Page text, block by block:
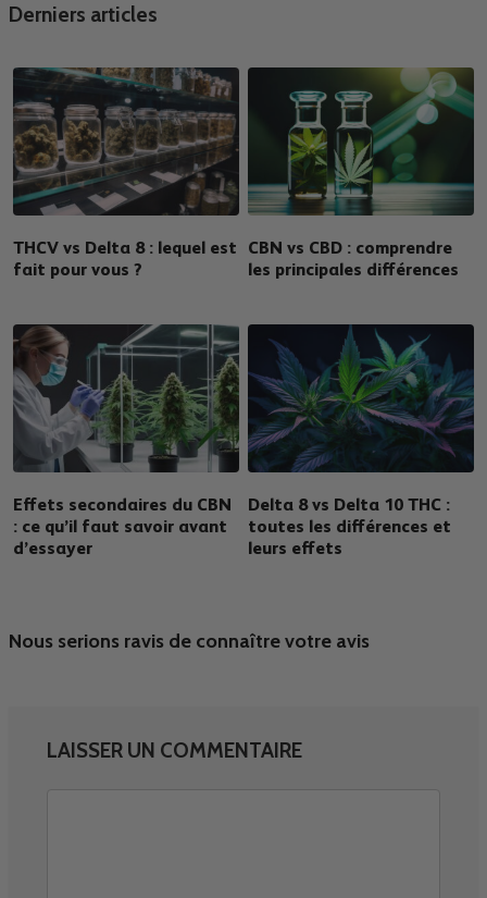
Derniers articles
THCV vs Delta 8 : lequel est
fait pour vous ?
CBN vs CBD : comprendre
les principales différences
Effets secondaires du CBN
: ce qu’il faut savoir avant
d’essayer
Delta 8 vs Delta 10 THC :
toutes les différences et
leurs effets
Nous serions ravis de connaître votre avis
LAISSER UN COMMENTAIRE